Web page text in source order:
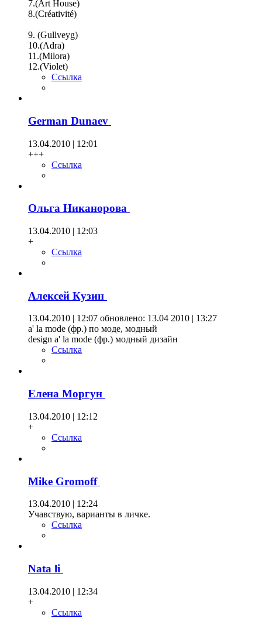
7.(Art House)
8.(Сréativité)
9. (Gullveyg)
10.(Adra)
11.(Milora)
12.(Violet)
Ссылка
German Dunaev
13.04.2010 | 12:01
+++
Ссылка
Ольга Никанорова
13.04.2010 | 12:03
+
Ссылка
Алексей Кузин
13.04.2010 | 12:07 обновлено: 13.04 2010 | 13:27
а' la mode (фр.) по моде, модный
design a' la mode (фр.) модный дизайн
Ссылка
Елена Моргун
13.04.2010 | 12:12
+
Ссылка
Mike Gromoff
13.04.2010 | 12:24
Учавствую, варианты в личке.
Ссылка
Nata li
13.04.2010 | 12:34
+
Ссылка